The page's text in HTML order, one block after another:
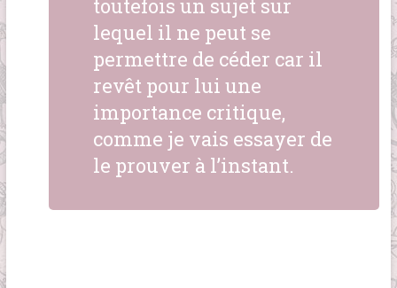
toutefois un sujet sur
lequel il ne peut se
permettre de céder car il
revêt pour lui une
importance critique,
comme je vais essayer de
le prouver à l’instant.